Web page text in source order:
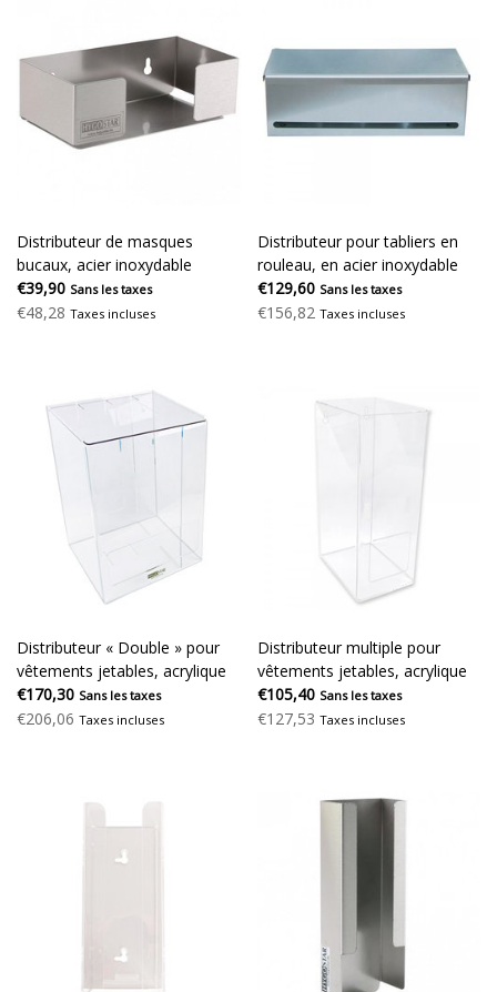
Distributeur de masques
bucaux, acier inoxydable
€39,90 Sans les taxes
€48,28 Taxes incluses
Distributeur pour tabliers en
rouleau, en acier inoxydable
€129,60 Sans les taxes
€156,82 Taxes incluses
Distributeur « Double » pour
vêtements jetables, acrylique
€170,30 Sans les taxes
€206,06 Taxes incluses
Distributeur multiple pour
vêtements jetables, acrylique
€105,40 Sans les taxes
€127,53 Taxes incluses